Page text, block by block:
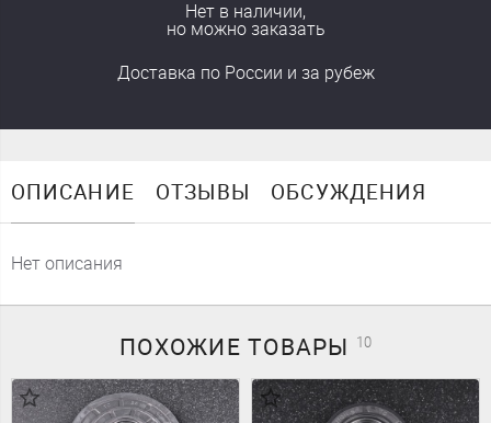
Нет в наличии,
но можно заказать
Доставка по России и за рубеж
ОПИСАНИЕ ОТЗЫВЫ ОБСУЖДЕНИЯ
Нет описания
ПОХОЖИЕТОВАРЫ 10